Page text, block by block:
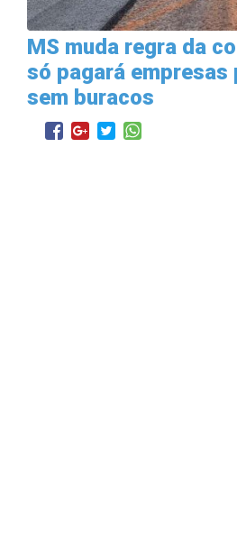
MS muda regra da
só pagará empresas
sem buracos